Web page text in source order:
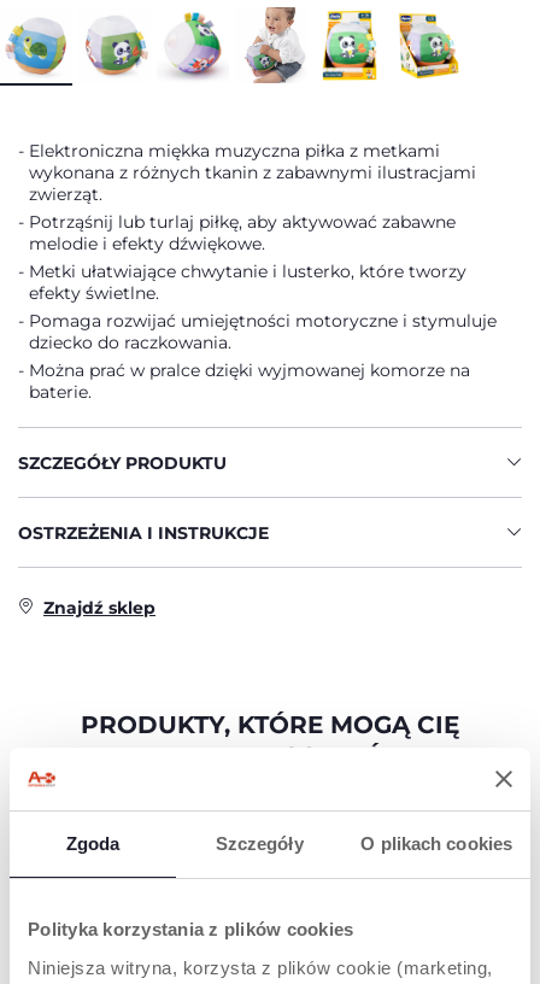
Zgoda Szczegóły O plikach cookies
Polityka korzystania z plików cookies
Niniejsza witryna, korzysta z plików cookie (marketing,
Elektroniczna miękka muzyczna piłka z metkami
wykonana z różnych tkanin z zabawnymi ilustracjami
zwierząt.
Potrząśnij lub turlaj piłkę, aby aktywować zabawne
melodie i efekty dźwiękowe.
Metki ułatwiające chwytanie i lusterko, które tworzy
efekty świetlne.
Pomaga rozwijać umiejętności motoryczne i stymuluje
dziecko do raczkowania.
Można prać w pralce dzięki wyjmowanej komorze na
baterie.
SZCZEGÓŁY PRODUKTU
OSTRZEŻENIA I INSTRUKCJE
Znajdź sklep
PRODUKTY, KTÓRE MOGĄ CIĘ
ZAINTERESOWAĆ